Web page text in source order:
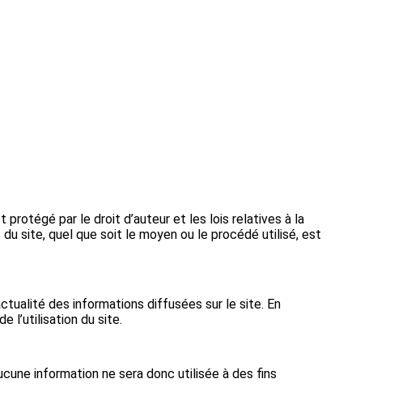
protégé par le droit d’auteur et les lois relatives à la
site, quel que soit le moyen ou le procédé utilisé, est
des informations diffusées sur le site. En
l’utilisation du site.
information ne sera donc utilisée à des fins